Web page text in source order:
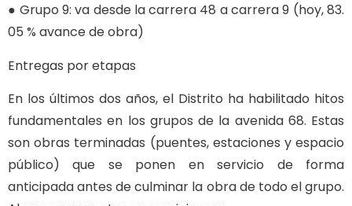
● Grupo 9: va desde la carrera 48 a carrera 9 (hoy, 83.
05 % avance de obra)
Entregas por etapas
En los últimos dos años, el Distrito ha habilitado hitos
fundamentales en los grupos de la avenida 68. Estas
son obras terminadas (puentes, estaciones y espacio
público) que se ponen en servicio de forma
anticipada antes de culminar la obra de todo el grupo.